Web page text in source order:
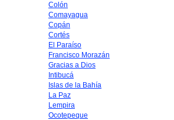
Colón
Comayagua
Copán
Cortés
El Paraíso
Francisco Morazán
Gracias a Dios
Intibucá
Islas de la Bahía
La Paz
Lempira
Ocotepeque